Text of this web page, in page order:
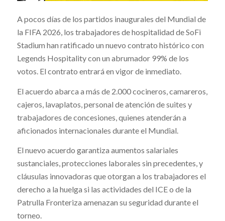
A pocos días de los partidos inaugurales del Mundial de
la FIFA 2026, los trabajadores de hospitalidad de SoFi
Stadium han ratificado un nuevo contrato histórico con
Legends Hospitality con un abrumador 99% de los
votos. El contrato entrará en vigor de inmediato.
El acuerdo abarca a más de 2.000 cocineros, camareros,
cajeros, lavaplatos, personal de atención de suites y
trabajadores de concesiones, quienes atenderán a
aficionados internacionales durante el Mundial.
El nuevo acuerdo garantiza aumentos salariales
sustanciales, protecciones laborales sin precedentes, y
cláusulas innovadoras que otorgan a los trabajadores el
derecho a la huelga si las actividades del ICE o de la
Patrulla Fronteriza amenazan su seguridad durante el
torneo.